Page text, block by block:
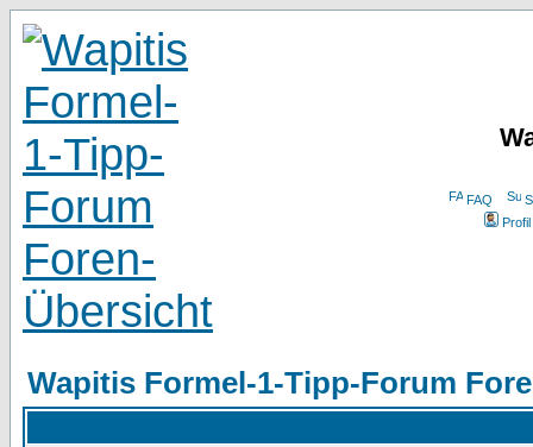
FAQ
Profil
Wapitis Formel-1-Tipp-Forum